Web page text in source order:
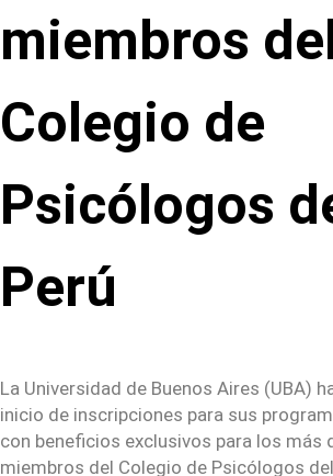
miembros
Colegio de
Psicólogos
Perú
La Universidad de Buenos Aires (UBA)
inicio de inscripciones para sus
con beneficios exclusivos para los más
miembros del Colegio de Psicólogos